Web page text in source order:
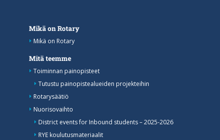
Mikä on Rotary
Mikä on Rotary
Mitä teemme
Toiminnan painopisteet
Tutustu painopistealueiden projekteihin
Rotarysäätiö
Nuorisovaihto
District events for Inbound students – 2025-2026
RYE koulutusmateriaalit